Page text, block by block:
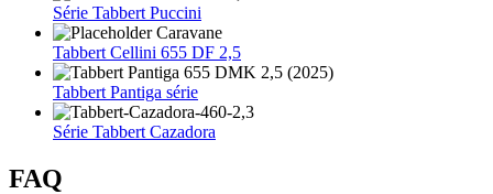
Série Tabbert Puccini
Tabbert Cellini 655 DF 2,5
Tabbert Pantiga série
Série Tabbert Cazadora
FAQ